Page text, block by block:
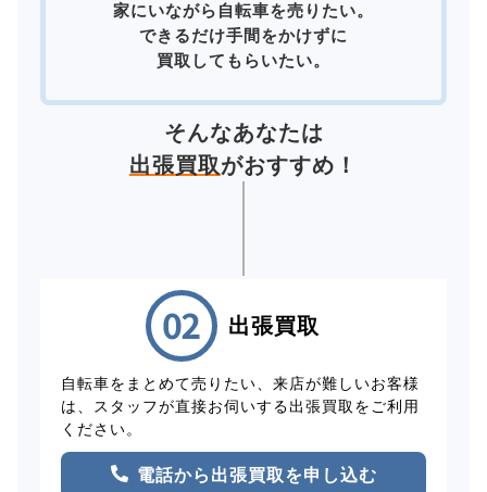
家にいながら自転車を売りたい。
できるだけ手間をかけずに
買取してもらいたい。
そんなあなたは
出張買取がおすすめ！
出張買取
自転車をまとめて売りたい、来店が難しいお客様
は、スタッフが直接お伺いする出張買取をご利用
ください。
電話から出張買取を申し込む